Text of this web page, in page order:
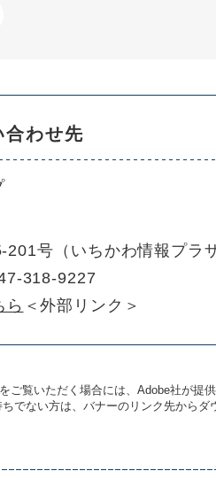
合わせ先
号（いちかわ情報プラザ
318-9227
ら ＜外部リンク＞
ご覧いただく場合には、Adobe社が提
でない方は、バナーのリンク先からダ